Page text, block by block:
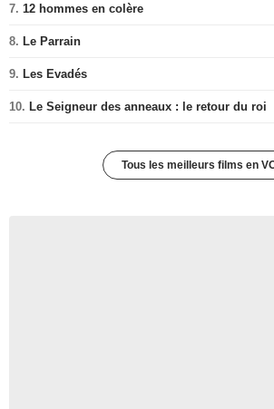
7. 12 hommes en colère
8. Le Parrain
9. Les Evadés
10. Le Seigneur des anneaux : le retour du roi
Tous les meilleurs films en